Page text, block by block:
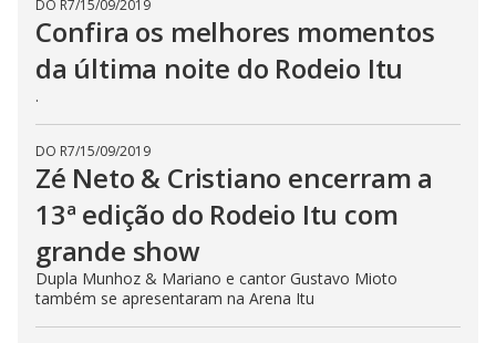
DO R7/15/09/2019
Confira os melhores momentos
da última noite do Rodeio Itu
.
DO R7/15/09/2019
Zé Neto & Cristiano encerram a
13ª edição do Rodeio Itu com
grande show
Dupla Munhoz & Mariano e cantor Gustavo Mioto
também se apresentaram na Arena Itu